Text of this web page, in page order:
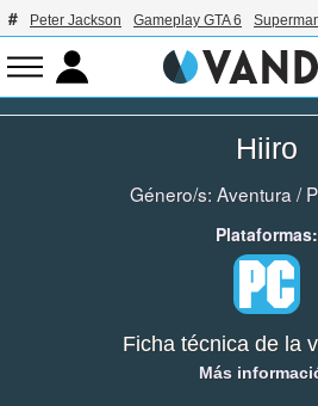
Peter Jackson Gameplay GTA 6
Hiiro
Género/s: Aventura /
Plataformas:
Ficha técnica de la
Más